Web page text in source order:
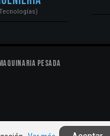
Pesada
|Derechos de